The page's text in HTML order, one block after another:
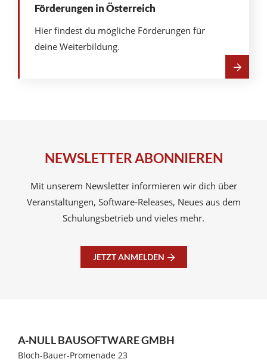
Förderungen in Österreich
Hier findest du mögliche Förderungen für
deine Weiterbildung.
NEWSLETTER ABONNIEREN
Mit unserem Newsletter informieren wir dich über
Veranstaltungen, Software-Releases, Neues aus dem
Schulungsbetrieb und vieles mehr.
JETZT ANMELDEN
A-NULL BAUSOFTWARE GMBH
Bloch-Bauer-Promenade 23